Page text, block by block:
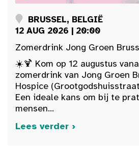
BRUSSEL, BELGIË
12 AUG 2026 | 20:00
Zomerdrink Jong Groen
☀️🍹 Kom op 12 augustus
zomerdrink van Jong Groen
Hospice
Een ideale kans om bij te
mensen...
Lees verder ›